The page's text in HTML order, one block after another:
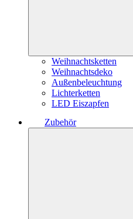
Weihnachtsketten
Weihnachtsdeko
Außenbeleuchtung
Lichterketten
LED Eiszapfen
Zubehör